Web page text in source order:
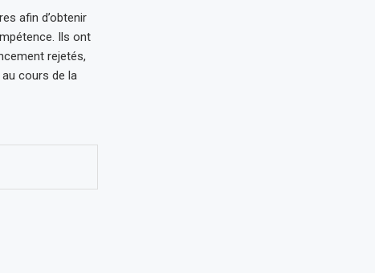
afin d’obtenir
Ils ont
rejetés,
cours de la